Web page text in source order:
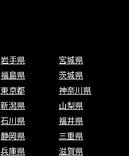
岩手県
宮城県
福島県
茨城県
東京都
神奈川県
新潟県
山梨県
石川県
福井県
静岡県
三重県
兵庫県
滋賀県